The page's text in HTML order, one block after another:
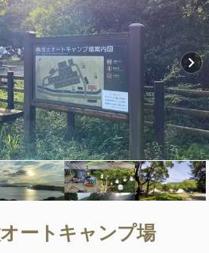
ートキャンプ場